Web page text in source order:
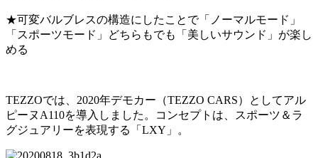
★可変バルブレスの構造にしたことで「ノーマルモード」
「スポーツモード」どちらもでも「美しいサウンド」が楽し
める
TEZZOでは、 2020年デモカー（TEZZO CARS）としてアル
ピーヌ A110を導入しました。コンセプトは、スポーツ＆ラ
グジュアリーを表現する「 LXY 」。